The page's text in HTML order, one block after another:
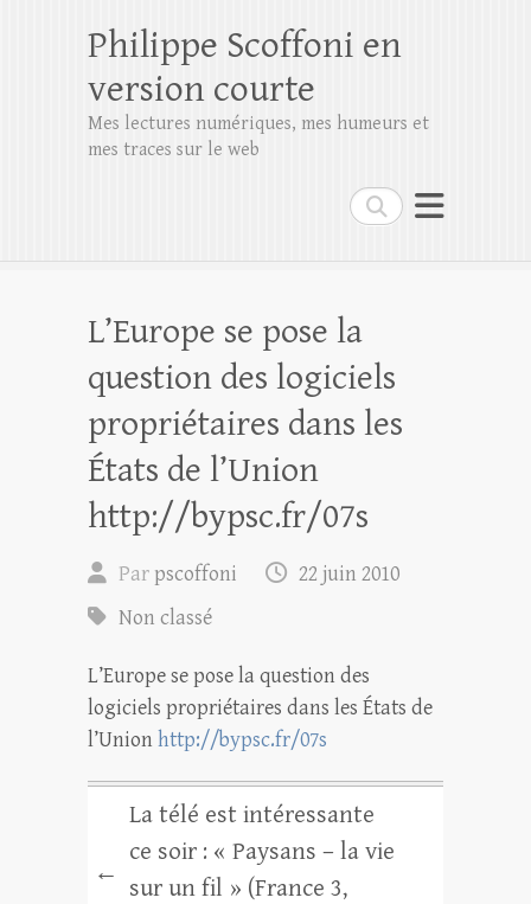
Rechercher
Philippe Scoffoni en
version courte
Mes lectures numériques, mes humeurs et
mes traces sur le web
L’Europe se pose la
question des logiciels
propriétaires dans les
États de l’Union
http://bypsc.fr/07s
Par pscoffoni
22 juin 2010
Non classé
L’Europe se pose la question des
logiciels propriétaires dans les États de
l’Union http://bypsc.fr/07s
←
La télé est intéressante
ce soir : « Paysans – la vie
sur un fil » (France 3,